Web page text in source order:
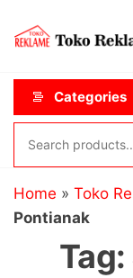
content
Categories
Home » Toko
Pontianak
Tag: